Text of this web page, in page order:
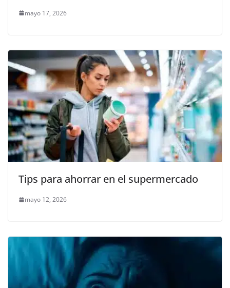
mayo 17, 2026
Tips para ahorrar en el supermercado
mayo 12, 2026